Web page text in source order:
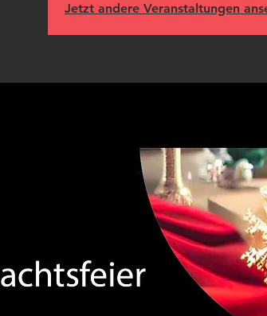
Jetzt andere Veranstaltungen